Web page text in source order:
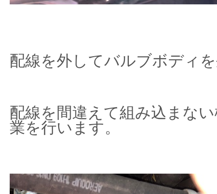
配線を外してバルブボディ
配線を間違えて組み込まな
業を行います。